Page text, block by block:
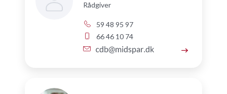
Rådgiver
59 48 95 97
66 46 10 74